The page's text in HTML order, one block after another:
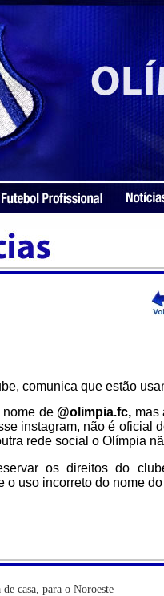
comunica que estão
nome de @olimpia.fc, mas
instagram, não é oficial
rede social o Olímpia
os direitos do
o uso incorreto do nome
casa, para o Noroeste